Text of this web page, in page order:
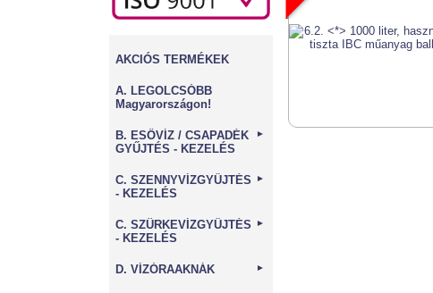
AKCIÓS TERMÉKEK
A. LEGOLCSÓBB
Magyarországon!
B. ESŐVÍZ / CSAPADÉK
GYŰJTÉS - KEZELÉS
►
C. SZENNYVÍZGYŰJTÉS
- KEZELÉS
►
C. SZÜRKEVÍZGYŰJTÉS
- KEZELÉS
►
D. VÍZÓRAAKNÁK ►